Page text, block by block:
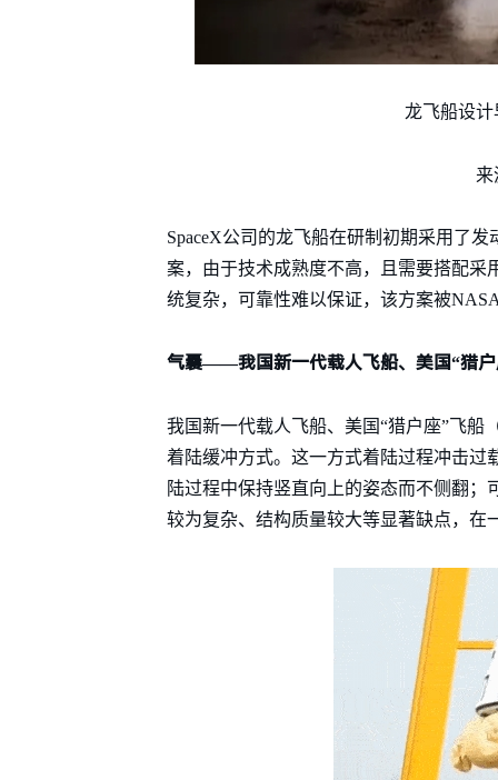
龙飞船设
来
SpaceX公司的龙飞船在研制初期采用了
案，由于技术成熟度不高，且需要搭配采
统复杂，可靠性难以保证，该方案被
气囊——我国新一代载人飞船、美国“猎
我国新一代载人飞船、美国“猎户座”飞船
着陆缓冲方式。这一方式着陆过程冲击过
陆过程中保持竖直向上的姿态而不侧翻
较为复杂、结构质量较大等显著缺点，在